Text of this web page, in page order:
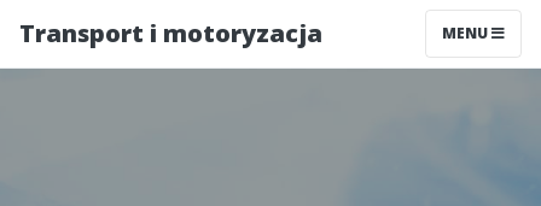
Transport i motoryzacja MENU